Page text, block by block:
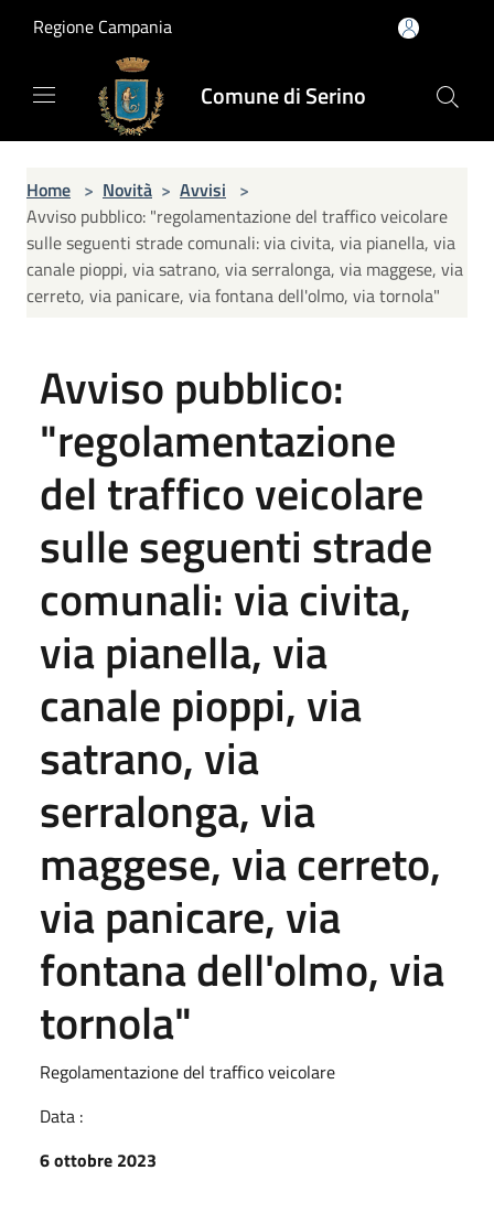
Regione Campania
Comune di Serino
Home > Novità > Avvisi >
Avviso pubblico: "regolamentazione del traffico veicolare
sulle seguenti strade comunali: via civita, via pianella, via
canale pioppi, via satrano, via serralonga, via maggese, via
cerreto, via panicare, via fontana dell'olmo, via tornola"
Avviso pubblico:
"regolamentazione
del traffico veicolare
sulle seguenti strade
comunali: via civita,
via pianella, via
canale pioppi, via
satrano, via
serralonga, via
maggese, via cerreto,
via panicare, via
fontana dell'olmo, via
tornola"
Regolamentazione del traffico veicolare
Data :
6 ottobre 2023